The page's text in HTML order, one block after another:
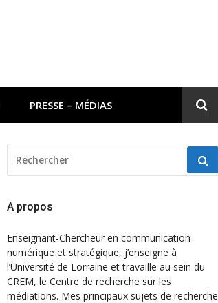
PRESSE – MÉDIAS
POUR
:
A propos
Enseignant-Chercheur en communication
numérique et stratégique, j’enseigne à
l’Université de Lorraine et travaille au sein du
CREM, le Centre de recherche sur les
médiations. Mes principaux sujets de recherche